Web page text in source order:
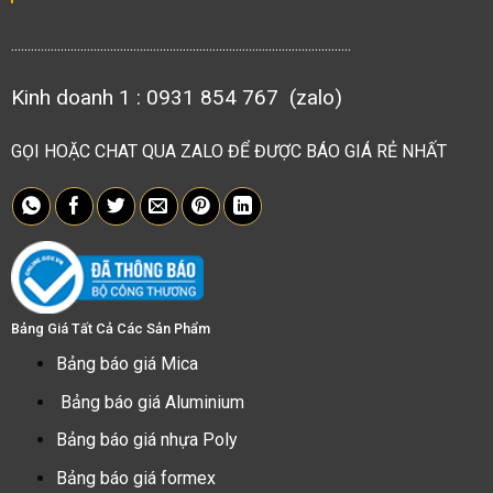
.......................................................................................................
Kinh doanh 1 : 0931 854 767 (zalo)
GỌI HOẶC CHAT QUA ZALO ĐỂ ĐƯỢC BÁO GIÁ RẺ NHẤT
Bảng Giá Tất Cả Các Sản Phẩm
Bảng báo giá Mica
Bảng báo giá Aluminium
Bảng báo giá nhựa Poly
Bảng báo giá formex